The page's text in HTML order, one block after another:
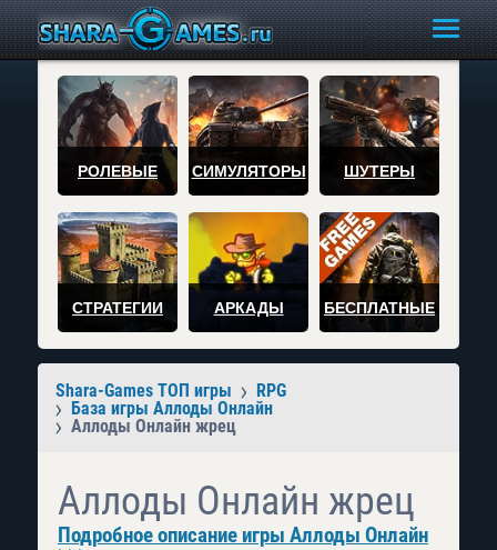
РОЛЕВЫЕ СИМУЛЯТОРЫ ШУТЕРЫ
СТРАТЕГИИ АРКАДЫ БЕСПЛАТНЫЕ
Shara-Games ТОП игры
RPG
База игры Аллоды Онлайн
Аллоды Онлайн жрец
Аллоды Онлайн жрец
Подробное описание игры Аллоды Онлайн